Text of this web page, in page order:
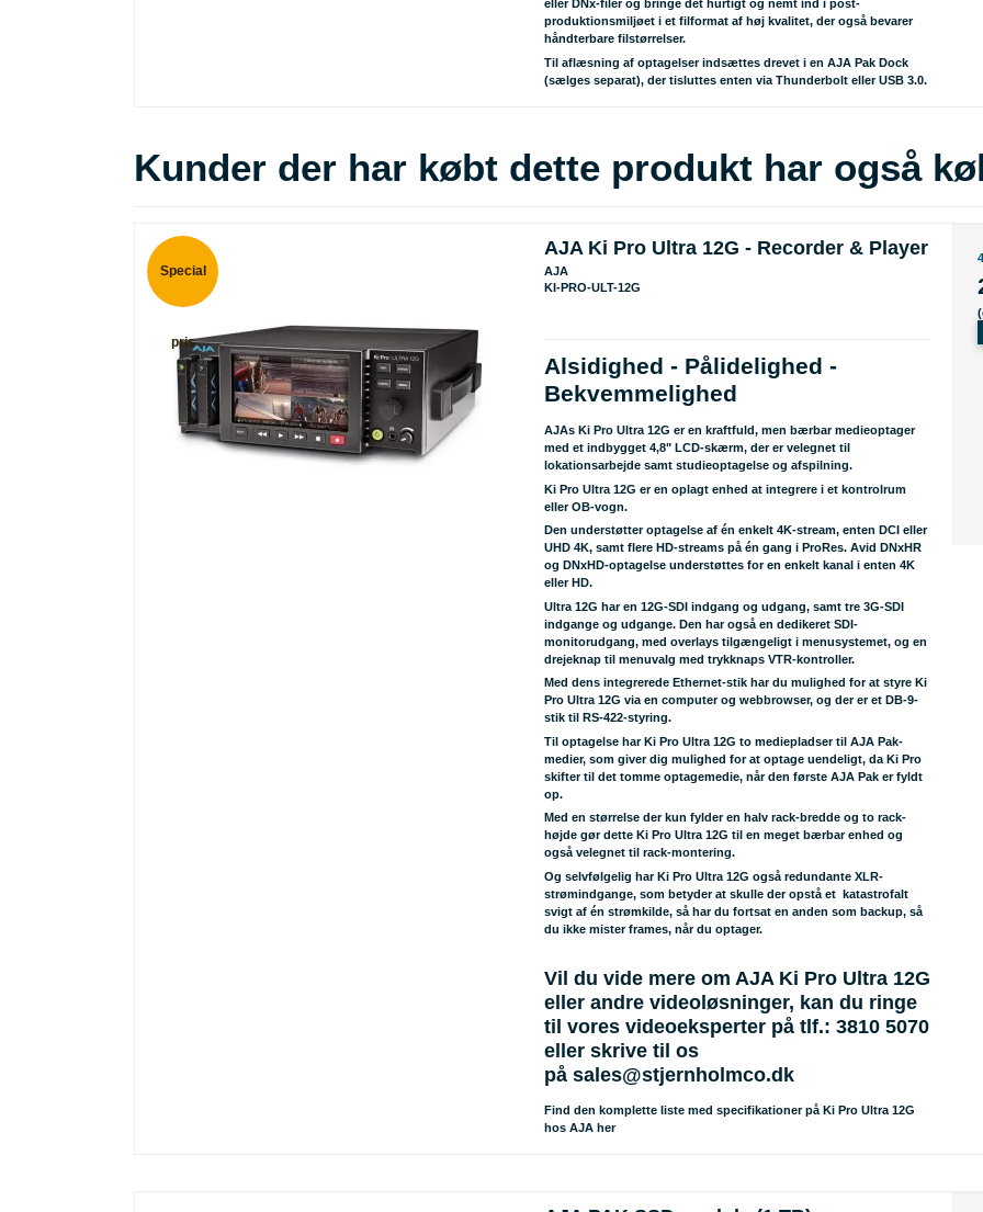
eller DNx-filer og bringe det hurtigt og nemt ind i post-
produktionsmiljøet i et filformat af høj kvalitet, der også bevarer
håndterbare filstørrelser.
Til aflæsning af optagelser indsættes drevet i en AJA Pak Dock
(sælges separat), der tisluttes enten via Thunderbolt eller USB 3.0.
Kunder der har købt dette produkt har også
Special
pris
AJA Ki Pro Ultra 12G - Recorder & Player
AJA
KI-PRO-ULT-12G
Alsidighed - Pålidelighed -
Bekvemmelighed
AJAs Ki Pro Ultra 12G er en kraftfuld, men bærbar medieoptager
med et indbygget 4,8" LCD-skærm, der er velegnet til
lokationsarbejde samt studieoptagelse og afspilning.
Ki Pro Ultra 12G er en oplagt enhed at integrere i et kontrolrum
eller OB-vogn.
Den understøtter optagelse af én enkelt 4K-stream, enten DCI eller
UHD 4K, samt flere HD-streams på én gang i ProRes. Avid DNxHR
og DNxHD-optagelse understøttes for en enkelt kanal i enten 4K
eller HD.
Ultra 12G har en 12G-SDI indgang og udgang, samt tre 3G-SDI
indgange og udgange. Den har også en dedikeret SDI-
monitorudgang, med overlays tilgængeligt i menusystemet, og en
drejeknap til menuvalg med trykknaps VTR-kontroller.
Med dens integrerede Ethernet-stik har du mulighed for at styre Ki
Pro Ultra 12G via en computer og webbrowser, og der er et DB-9-
stik til RS-422-styring.
Til optagelse har Ki Pro Ultra 12G to mediepladser til AJA Pak-
medier, som giver dig mulighed for at optage uendeligt, da Ki Pro
skifter til det tomme optagemedie, når den første AJA Pak er fyldt
op.
Med en størrelse der kun fylder en halv rack-bredde og to rack-
højde gør dette Ki Pro Ultra 12G til en meget bærbar enhed og
også velegnet til rack-montering.
Og selvfølgelig har Ki Pro Ultra 12G også redundante XLR-
strømindgange, som betyder at skulle der opstå et katastrofalt
svigt af én strømkilde, så har du fortsat en anden som backup, så
du ikke mister frames, når du optager.
Vil du vide mere om AJA Ki Pro Ultra 12G
eller andre videoløsninger, kan du ringe
til vores videoeksperter på tlf.: 3810 5070
eller skrive til os
på sales@stjernholmco.dk
Find den komplette liste med specifikationer på Ki Pro Ultra 12G
hos AJA her